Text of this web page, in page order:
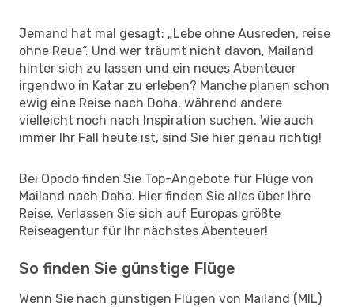
Jemand hat mal gesagt: „Lebe ohne Ausreden, reise
ohne Reue“. Und wer träumt nicht davon, Mailand
hinter sich zu lassen und ein neues Abenteuer
irgendwo in Katar zu erleben? Manche planen schon
ewig eine Reise nach Doha, während andere
vielleicht noch nach Inspiration suchen. Wie auch
immer Ihr Fall heute ist, sind Sie hier genau richtig!
Bei Opodo finden Sie Top-Angebote für Flüge von
Mailand nach Doha. Hier finden Sie alles über Ihre
Reise. Verlassen Sie sich auf Europas größte
Reiseagentur für Ihr nächstes Abenteuer!
So finden Sie günstige Flüge
Wenn Sie nach günstigen Flügen von Mailand (MIL)